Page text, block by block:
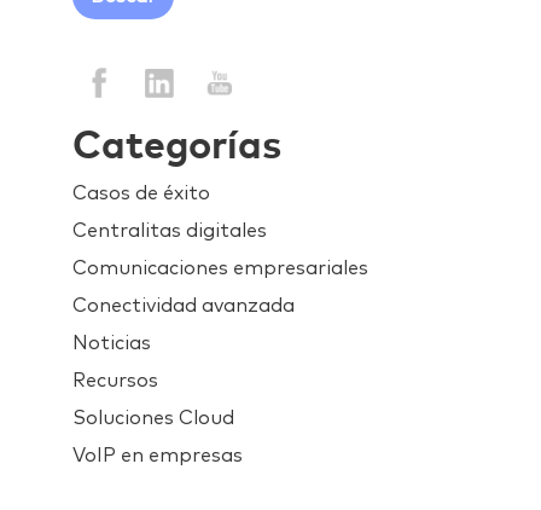
Categorías
Casos de éxito
Centralitas digitales
Comunicaciones empresariales
Conectividad avanzada
Noticias
Recursos
Soluciones Cloud
VoIP en empresas